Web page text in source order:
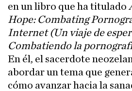
en un libro que ha titulado
Hope: Combating
Internet (Un viaje de
Combatiendo la
En él, el sacerdote
abordar un tema que
cómo avanzar hacia la